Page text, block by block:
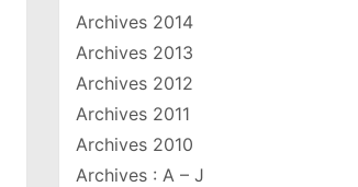
Archives 2014
Archives 2013
Archives 2012
Archives 2011
Archives 2010
Archives : A – J